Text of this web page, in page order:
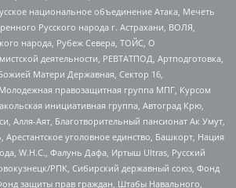
национальное объединение Атака, Мечеть
Русского народа г. Астрахани, ВОЛЯ,
народа, Рубеж Севера, ТОЙС, О
деятельности, РЕВТАТПОД, Артподготовка,
Матери Державная, Сектор 16,
правозащитная группа МПГ, Курсом
инициативная группа, Автоград Крю,
Алля-Аят, Благотворительный пансионат Ак Умут,
Арестантское уголовное единство, Башкорт, Нация
W.H.С., Фалунь Дафа, Иртыш Ultras, Русский
РПК, Сибирский державный союз, Фонд
защиты прав граждан, Штабы Навального,